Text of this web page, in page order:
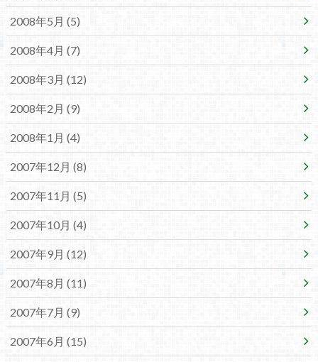
2008年5月 (5)
2008年4月 (7)
2008年3月 (12)
2008年2月 (9)
2008年1月 (4)
2007年12月 (8)
2007年11月 (5)
2007年10月 (4)
2007年9月 (12)
2007年8月 (11)
2007年7月 (9)
2007年6月 (15)